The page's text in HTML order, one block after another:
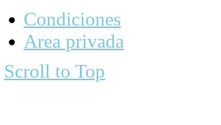
Condiciones
Area privada
Scroll to Top